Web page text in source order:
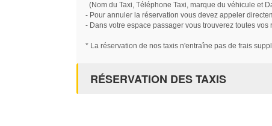
(Nom du Taxi, Téléphone Taxi, marque du véhicule et
- Pour annuler la réservation vous devez appeler
- Dans votre espace passager vous trouverez toutes vos
* La réservation de nos taxis n'entraîne pas de frais
RÉSERVATION DES TAXIS